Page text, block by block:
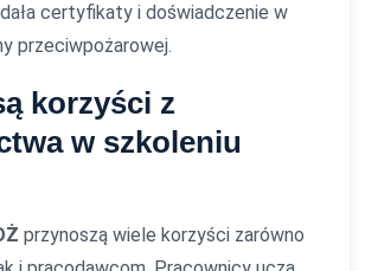
certyfikaty i doświadczenie w
przeciwpożarowej.
korzyści z
w szkoleniu
przynoszą wiele korzyści zarówno